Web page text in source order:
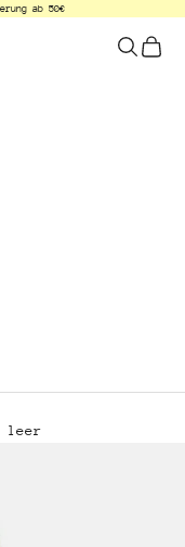
ab 50€
Suchen
leer